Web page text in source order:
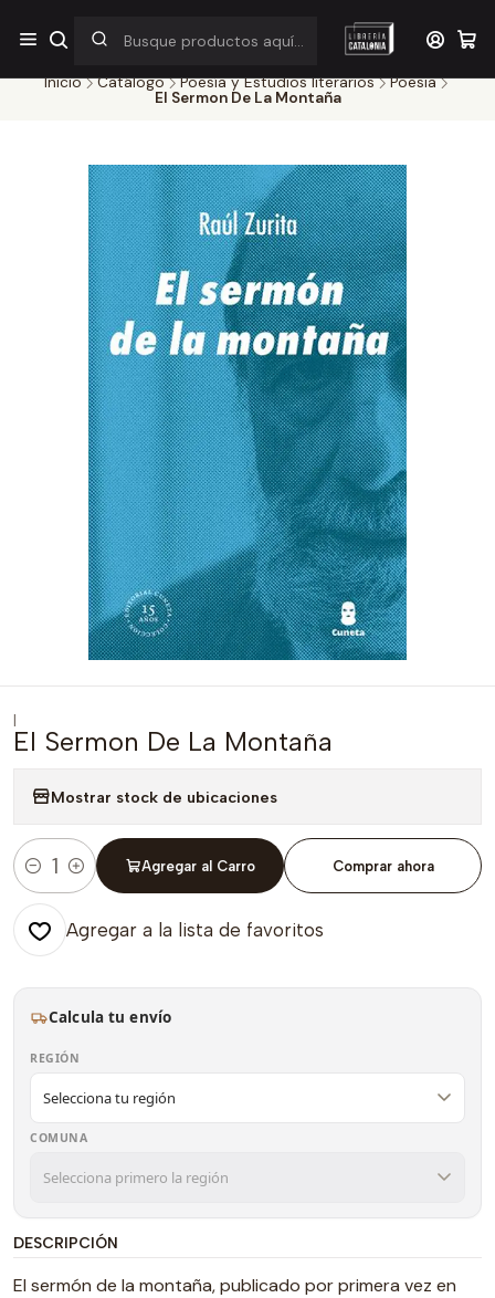
¡Por pocos días! Despacho a $1.000 en RM por compras sobre
$38.000
Inicio Catálogo Poesía y Estudios literarios
Poesia
El Sermon De La Montaña
|
El Sermon De La Montaña
Mostrar stock de ubicaciones
Cantidad
Agregar al Carro Comprar ahora
Agregar a la lista de favoritos
Calcula tu envío
REGIÓN
COMUNA
DESCRIPCIÓN
El sermón de la montaña, publicado por primera vez en